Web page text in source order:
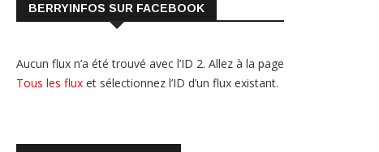
BERRYINFOS SUR FACEBOOK
Aucun flux n’a été trouvé avec l’ID 2. Allez à la page
Tous les flux et sélectionnez l’ID d’un flux existant.